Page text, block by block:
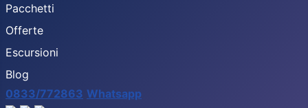
Pacchetti
Offerte
Escursioni
Blog
0833/772863 Whatsapp